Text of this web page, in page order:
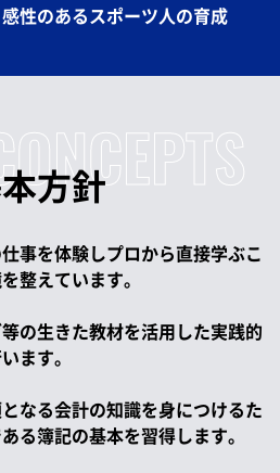
性のあるスポーツ人の育成
方針
事を体験しプロから直接学ぶこ
整えています。
の生きた教材を活用した実践的
ます。
なる会計の知識を身につけるた
る簿記の基本を習得します。